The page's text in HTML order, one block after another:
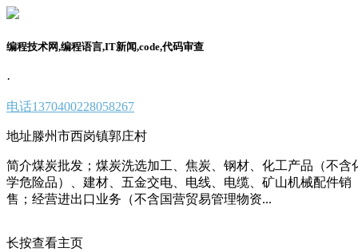
编程技术网,编程语言,IT新闻,code,代码审查
·
电话1370400228058267
地址滕州市西岗镇郭庄村
简介煤炭批发；煤炭洗选加工、焦炭、钢材、化工产品（不含
学危险品）、建材、五金交电、电线、电缆、矿山机械配件销
售；经营进出口业务（不含国营贸易管理物资...
长按查看主页